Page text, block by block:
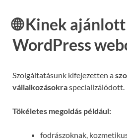
🌐 Kinek ajánlott
WordPress
Szolgáltatásunk kifejezetten a
vállalkozásokraspecializálódott.
Tökéletes megoldás például:
fodrászoknak,